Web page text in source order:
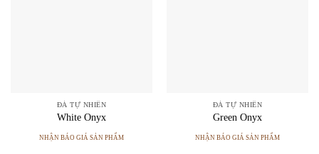
ĐÁ TỰ NHIÊN
White Onyx
NHẬN BÁO GIÁ SẢN PHẨM
ĐÁ TỰ NHIÊN
Green Onyx
NHẬN BÁO GIÁ SẢN PHẨM